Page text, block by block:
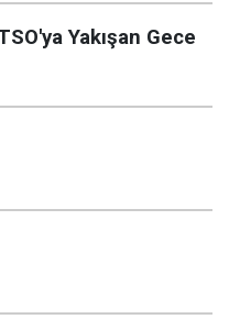
Yakışan Gece